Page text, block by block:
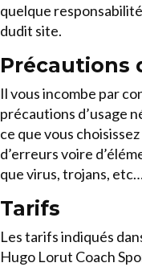
quelque
dudit site.
Précautions
Il vous incombe par
précautions d’usage
ce que vous
d’erreurs voire
que virus, trojans,
Tarifs
Les tarifs indiqués
Hugo Lorut Coach